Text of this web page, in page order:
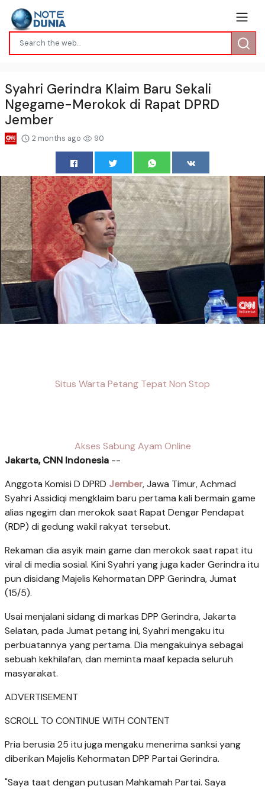
Syahri Gerindra Klaim Baru Sekali
Ngegame-Merokok di Rapat DPRD
Jember
2 months ago 90
Situs Warta Petang Tepat Non Stop
Akses Sabung Ayam Online
Jakarta, CNN Indonesia --
Anggota Komisi D DPRD Jember, Jawa Timur, Achmad
Syahri Assidiqi mengklaim baru pertama kali bermain game
alias ngegim dan merokok saat Rapat Dengar Pendapat
(RDP) di gedung wakil rakyat tersebut.
Rekaman dia asyik main game dan merokok saat rapat itu
viral di media sosial. Kini Syahri yang juga kader Gerindra itu
pun disidang Majelis Kehormatan DPP Gerindra, Jumat
(15/5).
Usai menjalani sidang di markas DPP Gerindra, Jakarta
Selatan, pada Jumat petang ini, Syahri mengaku itu
perbuatannya yang pertama. Dia mengakuinya sebagai
sebuah kekhilafan, dan meminta maaf kepada seluruh
masyarakat.
ADVERTISEMENT
SCROLL TO CONTINUE WITH CONTENT
Pria berusia 25 itu juga mengaku menerima sanksi yang
diberikan Majelis Kehormatan DPP Partai Gerindra.
"Saya taat dengan putusan Mahkamah Partai. Saya